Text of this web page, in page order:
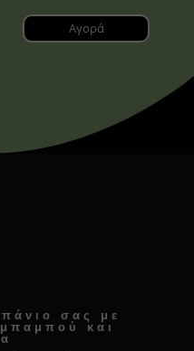
Αγορά
σας με
και